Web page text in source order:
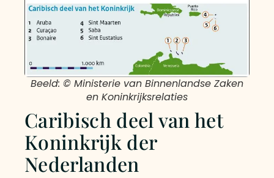
Beeld: © Ministerie van Binnenlandse Zaken
en Koninkrijksrelaties
Caribisch deel van het
Koninkrijk der
Nederlanden